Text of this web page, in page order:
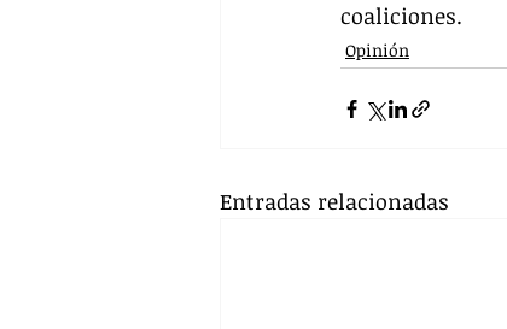
coaliciones.
Opinión
Entradas relacionadas